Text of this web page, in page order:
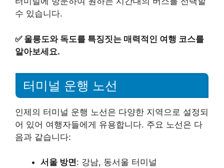
수 있습니다.
✅ 울릉도와 독도를 특징짓는 매력적인 여행 코스를
알아보세요.
터미널 운행 노선
인제의 터미널 운행 노선은 다양한 지역으로 설정되
어 있어 여행자들에게 유용합니다. 주요 노선은 다
음과 같습니다:
서울 방면: 강남, 동서울 터미널